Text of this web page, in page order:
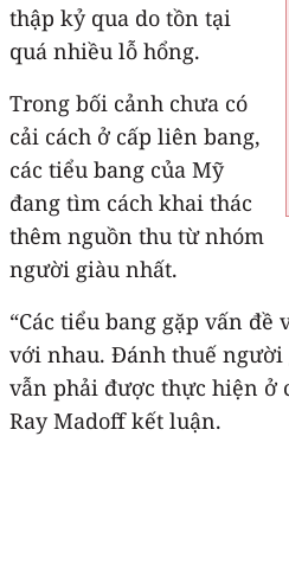
thập kỷ qua do tồn tại
quá nhiều lỗ hổng.
Trong bối cảnh chưa có
cải cách ở cấp liên bang,
các tiểu bang của Mỹ
đang tìm cách khai thác
thêm nguồn thu từ nhóm
người giàu nhất.
“Các tiểu bang gặp vấn
với nhau. Đánh thuế
vẫn phải được thực hiện ở
Ray Madoff kết luận.